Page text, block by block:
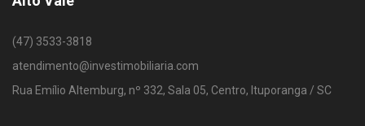
(47) 3533-3818
atendimento@investimobiliaria.com
Rua Emílio Altemburg, nº 332, Sala 05, Centro, Ituporanga / SC